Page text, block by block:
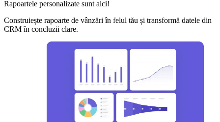
Rapoartele personalizate sunt aici!
Construiește rapoarte de vânzări în felul tău și transformă datele din
CRM în concluzii clare.